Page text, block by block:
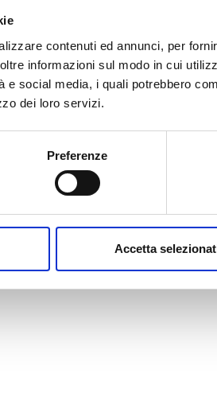
contenuti ed annunci, per
informazioni sul modo in cui
e social media, i quali potrebbero
dei loro servizi.
Preferenze
Accetta